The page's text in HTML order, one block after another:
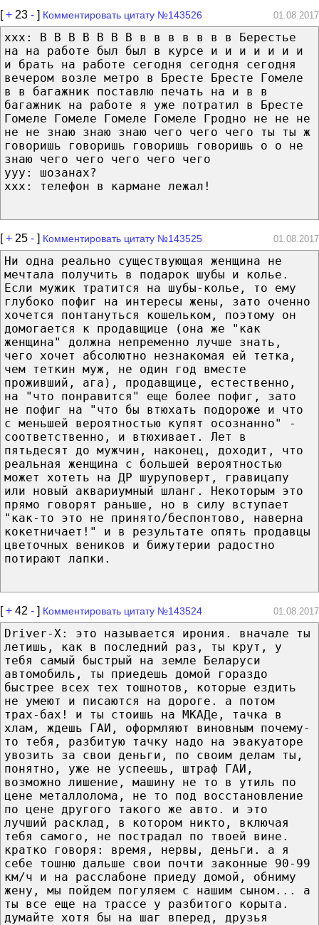
[+ 23 - ] Комментировать цитату №143526 01.08.2017
xxx: В В В В В В В в в в в в в в Берестье
на на работе был был в курсе и и и и и и и
и брать на работе сегодня сегодня сегодня
вечером возле метро в Бресте Бресте Гомеле
в в багажник поставлю печать на и в в
багажник на работе я уже потратил в Бресте
Гомеле Гомеле Гомеле Гомеле Гродно не не не
не не знаю знаю знаю чего чего чего ты ты ж
говоришь говоришь говоришь говоришь о о не
знаю чего чего чего чего чего
yyy: шозанах?
xxx: телефон в кармане лежал!
[+ 25 - ] Комментировать цитату №143525 01.08.2017
Ни одна реально существующая женщина не
мечтала получить в подарок шубы и колье.
Если мужик тратится на шубы-колье, то ему
глубоко пофиг на интересы жены, зато оченно
хочется понтануться кошельком, поэтому он
домогается к продавщице (она же "как
женщина" должна непременно лучше знать,
чего хочет абсолютно незнакомая ей тетка,
чем теткин муж, не один год вместе
проживший, ага), продавщице, естественно,
на "что понравится" еще более пофиг, зато
не пофиг на "что бы втюхать подороже и что
с меньшей вероятностью купят осознанно" -
соответственно, и втюхивает. Лет в
пятьдесят до мужчин, наконец, доходит, что
реальная женщина с большей вероятностью
может хотеть на ДР шуруповерт, гравицапу
или новый аквариумный шланг. Некоторым это
прямо говорят раньше, но в силу вступает
"как-то это не принято/беспонтово, наверна
кокетничает!" и в результате опять продавцы
цветочных веников и бижутерии радостно
потирают лапки.
[+ 42 - ] Комментировать цитату №143524 01.08.2017
Driver-X: это называется ирония. вначале ты
летишь, как в последний раз, ты крут, у
тебя самый быстрый на земле Беларуси
автомобиль, ты приедешь домой гораздо
быстрее всех тех тошнотов, которые ездить
не умеют и писаются на дороге. а потом
трах-бах! и ты стоишь на МКАДе, тачка в
хлам, ждешь ГАИ, оформляют виновным почему-
то тебя, разбитую тачку надо на эвакуаторе
увозить за свои деньги, по своим делам ты,
понятно, уже не успеешь, штраф ГАИ,
возможно лишение, машину не то в утиль по
цене металлолома, не то под восстановление
по цене другого такого же авто. и это
лучший расклад, в котором никто, включая
тебя самого, не пострадал по твоей вине.
кратко говоря: время, нервы, деньги. а я
себе тошню дальше свои почти законные 90-99
км/ч и на расслабоне приеду домой, обниму
жену, мы пойдем погуляем с нашим сыном... а
ты все еще на трассе у разбитого корыта.
думайте хотя бы на шаг вперед, друзья